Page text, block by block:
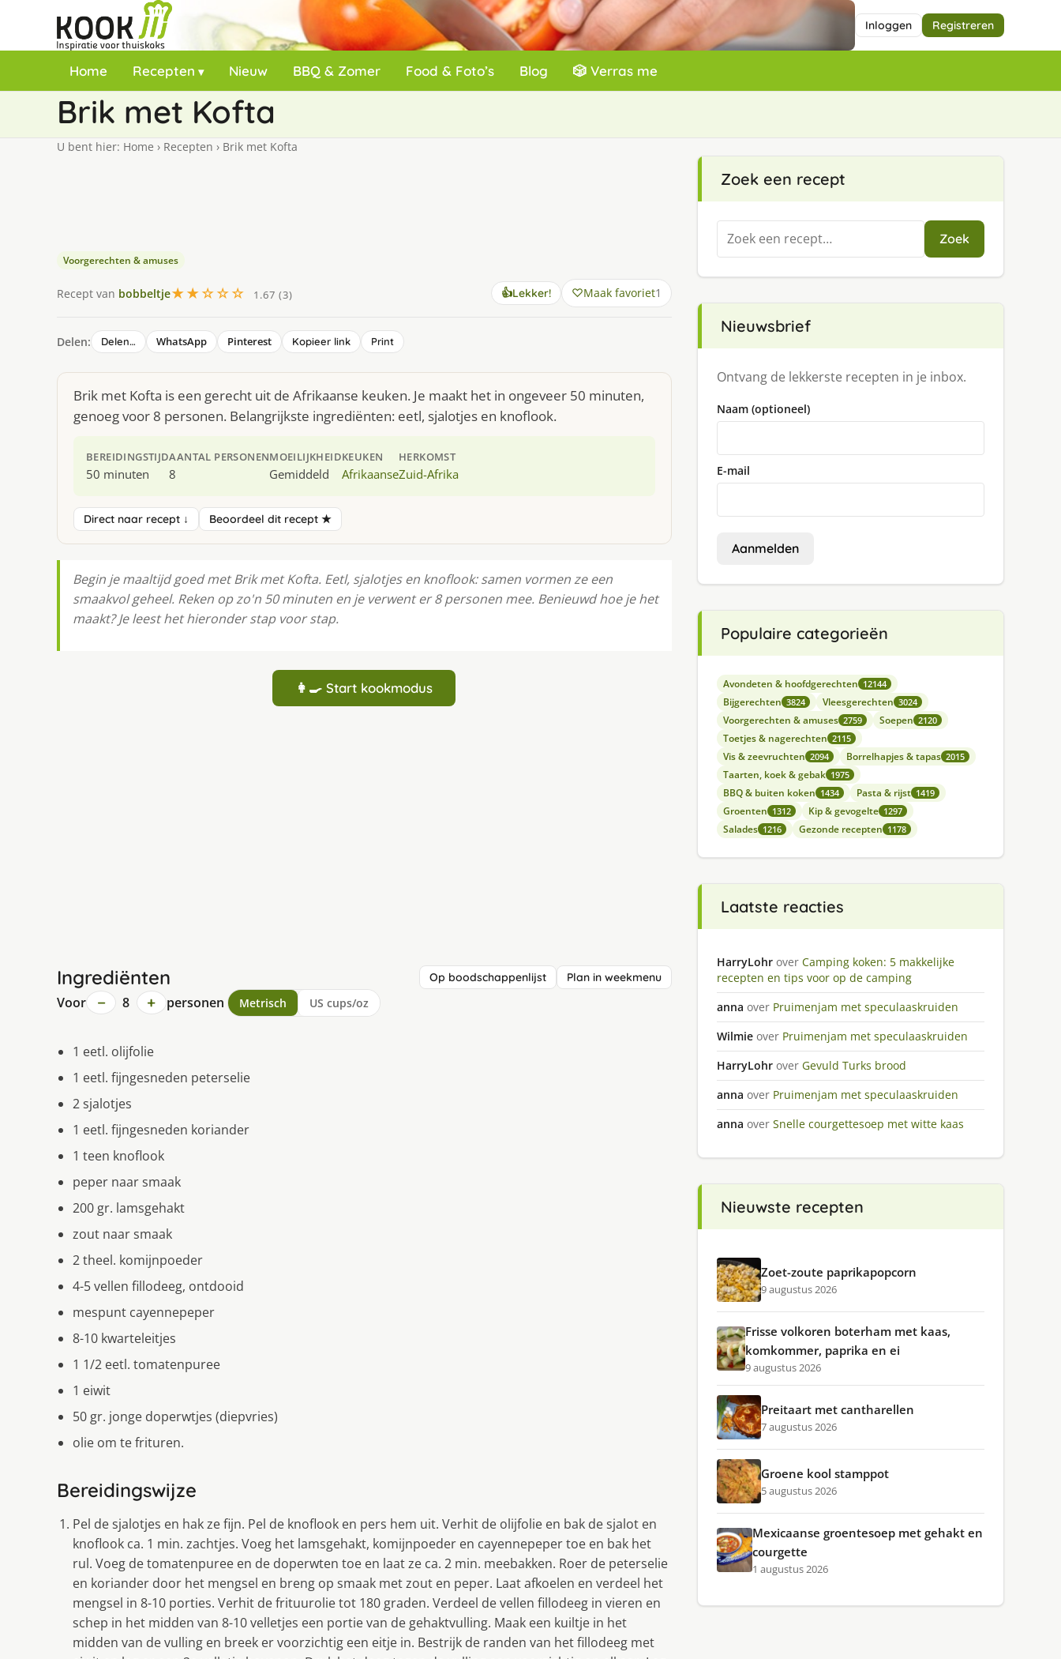
Inloggen Registreren
Home Recepten Nieuw BBQ & Zomer Food & Foto’s Blog 🎲 Verras me
Brik met Kofta
U bent hier: Home › Recepten › Brik met Kofta
Voorgerechten & amuses
Recept van bobbeltje★★☆☆☆ 1.67 (3) 👍Lekker! Maak favoriet1
Delen: Delen… WhatsApp Pinterest Kopieer link Print
Brik met Kofta is een gerecht uit de Afrikaanse keuken. Je maakt het in ongeveer 50 minuten,
genoeg voor 8 personen. Belangrijkste ingrediënten: eetl, sjalotjes en knoflook.
BEREIDINGSTIJD
50 minuten
AANTAL PERSONEN
8
MOEILIJKHEID
Gemiddeld
KEUKEN
Afrikaanse
HERKOMST
Zuid-Afrika
Direct naar recept ↓ Beoordeel dit recept ★
Begin je maaltijd goed met Brik met Kofta. Eetl, sjalotjes en knoflook: samen vormen ze een
smaakvol geheel. Reken op zo'n 50 minuten en je verwent er 8 personen mee. Benieuwd hoe je het
maakt? Je leest het hieronder stap voor stap.
👩‍🍳 Start kookmodus
Ingrediënten Op boodschappenlijst Plan in weekmenu
Voor − 8 + personen Metrisch US cups/oz
1 eetl. olijfolie
1 eetl. fijngesneden peterselie
2 sjalotjes
1 eetl. fijngesneden koriander
1 teen knoflook
peper naar smaak
200 gr. lamsgehakt
zout naar smaak
2 theel. komijnpoeder
4-5 vellen fillodeeg, ontdooid
mespunt cayennepeper
8-10 kwarteleitjes
1 1/2 eetl. tomatenpuree
1 eiwit
50 gr. jonge doperwtjes (diepvries)
olie om te frituren.
Bereidingswijze
Pel de sjalotjes en hak ze fijn. Pel de knoflook en pers hem uit. Verhit de olijfolie en bak de sjalot en
knoflook ca. 1 min. zachtjes. Voeg het lamsgehakt, komijnpoeder en cayennepeper toe en bak het
rul. Voeg de tomatenpuree en de doperwten toe en laat ze ca. 2 min. meebakken. Roer de peterselie
en koriander door het mengsel en breng op smaak met zout en peper. Laat afkoelen en verdeel het
mengsel in 8-10 porties. Verhit de frituurolie tot 180 graden. Verdeel de vellen fillodeeg in vieren en
schep in het midden van 8-10 velletjes een portie van de gehaktvulling. Maak een kuiltje in het
midden van de vulling en breek er voorzichtig een eitje in. Bestrijk de randen van het fillodeeg met
Zoek een recept
Zoeken
naar:
Zoek
Nieuwsbrief
Ontvang de lekkerste recepten in je inbox.
Naam (optioneel)
E-mail
Aanmelden
Populaire categorieën
Avondeten & hoofdgerechten 12144
Bijgerechten 3824 Vleesgerechten 3024
Voorgerechten & amuses 2759 Soepen 2120
Toetjes & nagerechten 2115
Vis & zeevruchten 2094 Borrelhapjes & tapas 2015
Taarten, koek & gebak 1975
BBQ & buiten koken 1434 Pasta & rijst 1419
Groenten 1312 Kip & gevogelte 1297
Salades 1216 Gezonde recepten 1178
Laatste reacties
HarryLohr over Camping koken: 5 makkelijke
recepten en tips voor op de camping
anna over Pruimenjam met speculaaskruiden
Wilmie over Pruimenjam met speculaaskruiden
HarryLohr over Gevuld Turks brood
anna over Pruimenjam met speculaaskruiden
anna over Snelle courgettesoep met witte kaas
Nieuwste recepten
Zoet-zoute paprikapopcorn
9 augustus 2026
Frisse volkoren boterham met kaas,
komkommer, paprika en ei
9 augustus 2026
Preitaart met cantharellen
7 augustus 2026
Groene kool stamppot
5 augustus 2026
Mexicaanse groentesoep met gehakt en
courgette
1 augustus 2026